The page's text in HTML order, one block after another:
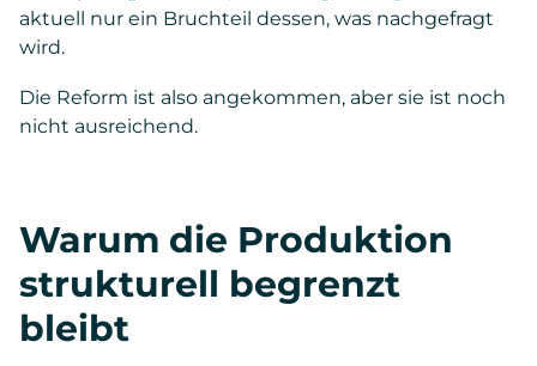
aktuell nur ein Bruchteil dessen, was nachgefragt
wird.
Die Reform ist also angekommen, aber sie ist noch
nicht ausreichend.
Warum die Produktion
strukturell begrenzt
bleibt